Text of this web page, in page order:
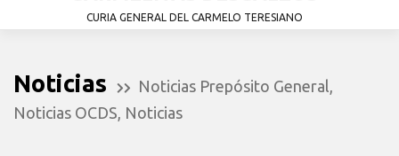
CURIA GENERAL DEL CARMELO TERESIANO
Noticias Noticias Prepósito General
Noticias OCDS Noticias